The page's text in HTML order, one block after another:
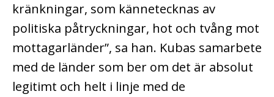
kränkningar, som kännetecknas av
politiska påtryckningar, hot och tvång mot
mottagarländer”, sa han. Kubas samarbete
med de länder som ber om det är absolut
legitimt och helt i linje med de